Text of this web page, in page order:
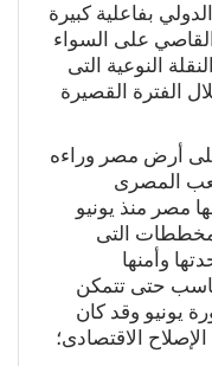
بفاعلية كبيرة
على السواء
النوعية التى
الفترة القصيرة
على أرض مصر وراءه
المصرى
مصر منذ يونيو
التى
وأمنها
حتى تتمكن
يونيو وقد كان
الاقتصادى؛